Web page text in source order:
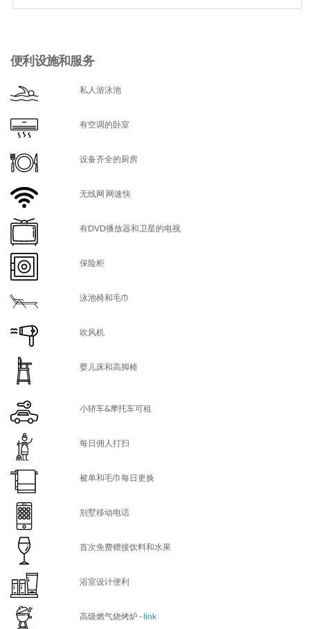
便利设施和服务
私人游泳池
有空调的卧室
设备齐全的厨房
无线网 网速快
有DVD播放器和卫星的电视
保险柜
泳池椅和毛巾
吹风机
婴儿床和高脚椅
小轿车&摩托车可租
每日佣人打扫
被单和毛巾每日更换
别墅移动电话
首次免费赠接饮料和水果
浴室设计便利
高级燃气烧烤炉- link